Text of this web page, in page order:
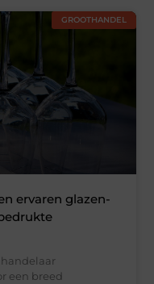
GROOTHANDEL
ervaren glazen-
een breed